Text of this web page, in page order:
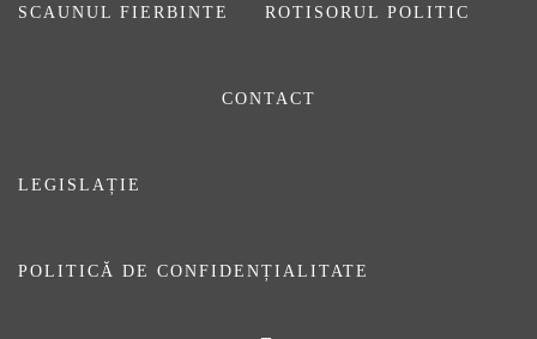
SCAUNUL FIERBINTE ROTISORUL POLITIC
CONTACT
LEGISLAȚIE
POLITICĂ DE CONFIDENȚIALITATE